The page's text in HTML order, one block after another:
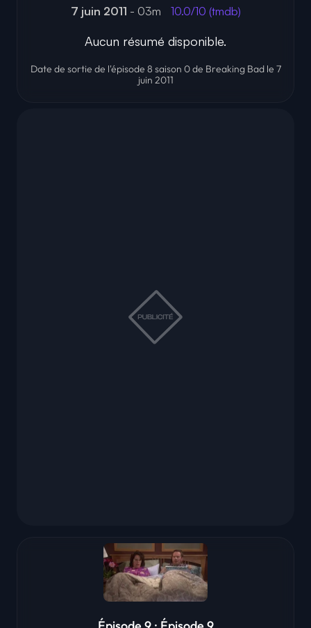
7 juin 2011 - 03m 10.0/10 (tmdb)
Aucun résumé disponible.
Date de sortie de l'épisode 8 saison 0 de Breaking Bad le 7
juin 2011